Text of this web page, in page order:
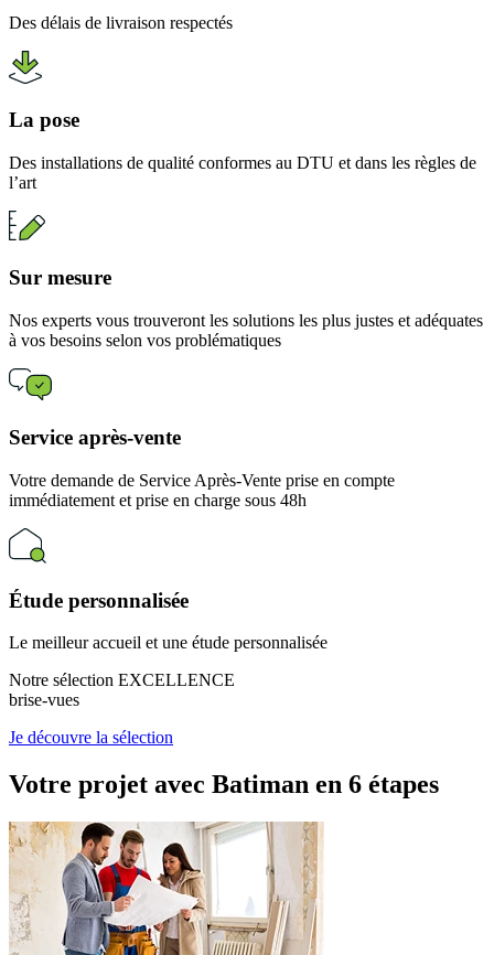
Des délais de livraison respectés
La pose
Des installations de qualité conformes au DTU et dans les règles de
l’art
Sur mesure
Nos experts vous trouveront les solutions les plus justes et adéquates
à vos besoins selon vos problématiques
Service après-vente
Votre demande de Service Après-Vente prise en compte
immédiatement et prise en charge sous 48h
Étude personnalisée
Le meilleur accueil et une étude personnalisée
Notre sélection EXCELLENCE
brise-vues
Je découvre la sélection
Votre projet avec Batiman en 6 étapes